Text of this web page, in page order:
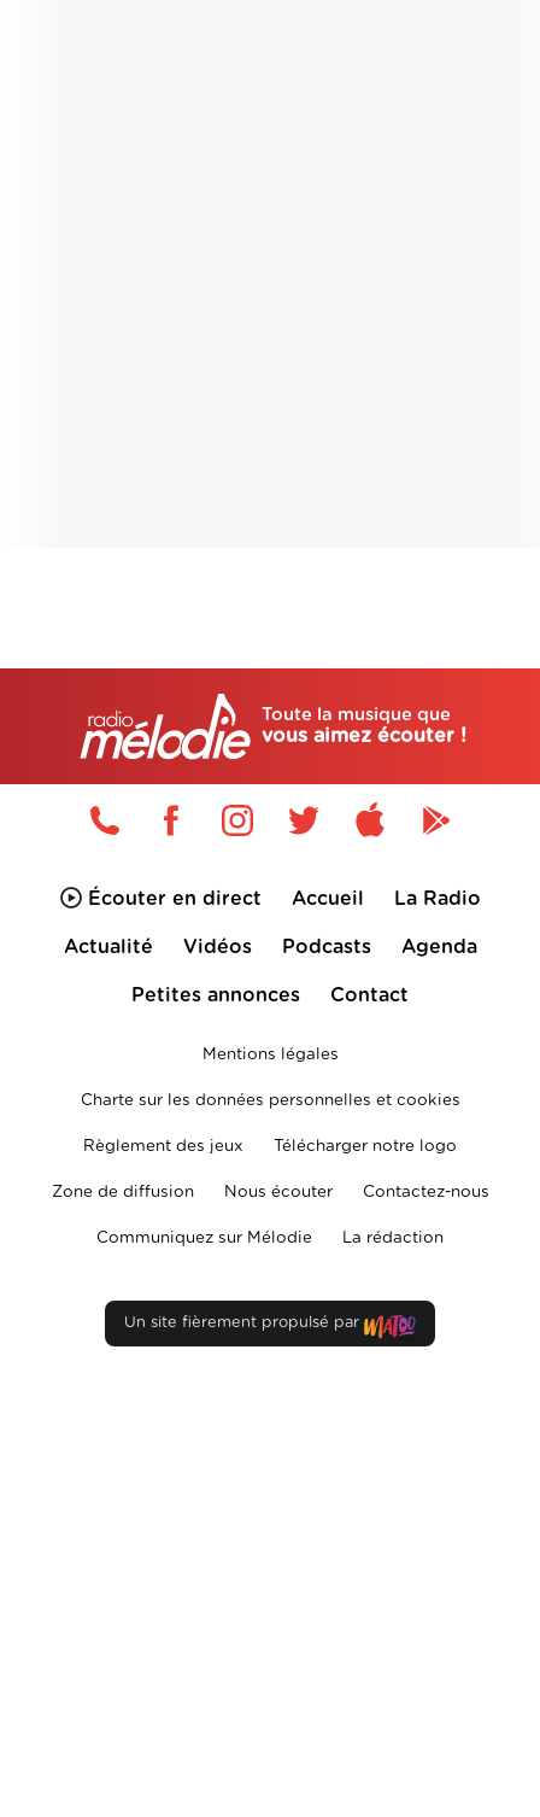
Toute la musique que
vous aimez écouter !
Écouter en direct Accueil La Radio
Actualité Vidéos Podcasts Agenda
Petites annonces Contact
Mentions légales
Charte sur les données personnelles et cookies
Règlement des jeux Télécharger notre logo
Zone de diffusion Nous écouter Contactez-nous
Communiquez sur Mélodie La rédaction
Un site fièrement propulsé par